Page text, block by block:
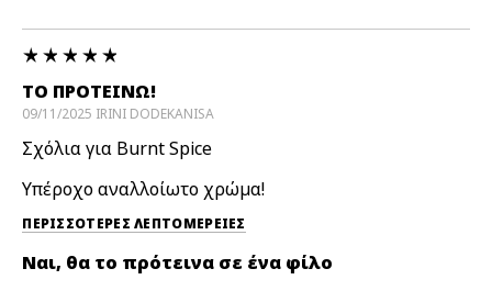
ΤΟ ΠΡΟΤΕΙΝΩ!
09/11/2025 IRINI DODEKANISA
Σχόλια για Burnt Spice
Υπέροχο αναλλοίωτο χρώμα!
ΠΕΡΙΣΣΌΤΕΡΕΣ ΛΕΠΤΟΜΈΡΕΙΕΣ
Ναι, θα το πρότεινα σε ένα φίλο